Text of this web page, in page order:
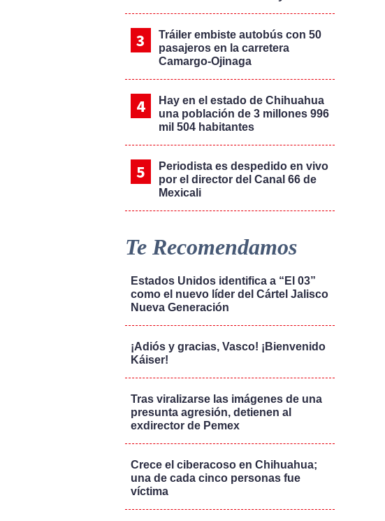
Tráiler embiste autobús con 50
pasajeros en la carretera
Camargo-Ojinaga
Hay en el estado de Chihuahua
una población de 3 millones 996
mil 504 habitantes
Periodista es despedido en vivo
por el director del Canal 66 de
Mexicali
Te Recomendamos
Estados Unidos identifica a “El 03”
como el nuevo líder del Cártel Jalisco
Nueva Generación
¡Adiós y gracias, Vasco! ¡Bienvenido
Káiser!
Tras viralizarse las imágenes de una
presunta agresión, detienen al
exdirector de Pemex
Crece el ciberacoso en Chihuahua;
una de cada cinco personas fue
víctima